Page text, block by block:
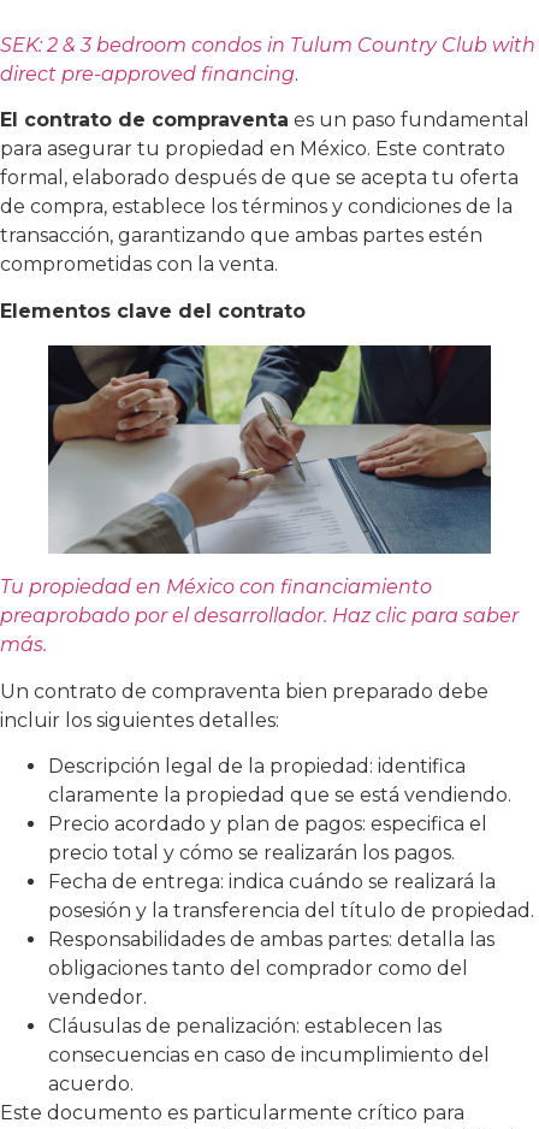
SEK: 2 & 3 bedroom condos in Tulum Country Club with
direct pre-approved financing.
El contrato de compraventa es un paso fundamental
para asegurar tu propiedad en México. Este contrato
formal, elaborado después de que se acepta tu oferta
de compra, establece los términos y condiciones de la
transacción, garantizando que ambas partes estén
comprometidas con la venta.
Elementos clave del contrato
Tu propiedad en México con financiamiento
preaprobado por el desarrollador. Haz clic para saber
más.
Un contrato de compraventa bien preparado debe
incluir los siguientes detalles:
Descripción legal de la propiedad: identifica
claramente la propiedad que se está vendiendo.
Precio acordado y plan de pagos: especifica el
precio total y cómo se realizarán los pagos.
Fecha de entrega: indica cuándo se realizará la
posesión y la transferencia del título de propiedad.
Responsabilidades de ambas partes: detalla las
obligaciones tanto del comprador como del
vendedor.
Cláusulas de penalización: establecen las
consecuencias en caso de incumplimiento del
acuerdo.
Este documento es particularmente crítico para